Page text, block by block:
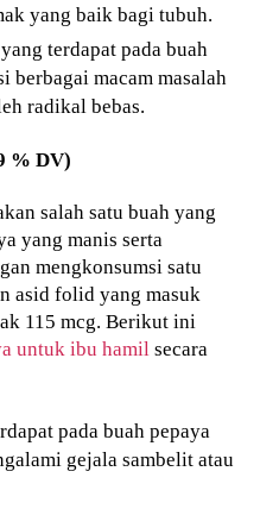
yang baik bagi tubuh.
terdapat pada buah
berbagai macam masalah
radikal bebas.
% DV)
salah satu buah yang
yang manis serta
mengkonsumsi satu
asid folid yang masuk
115 mcg. Berikut ini
untuk ibu hamil secara
pada buah pepaya
gejala sambelit atau